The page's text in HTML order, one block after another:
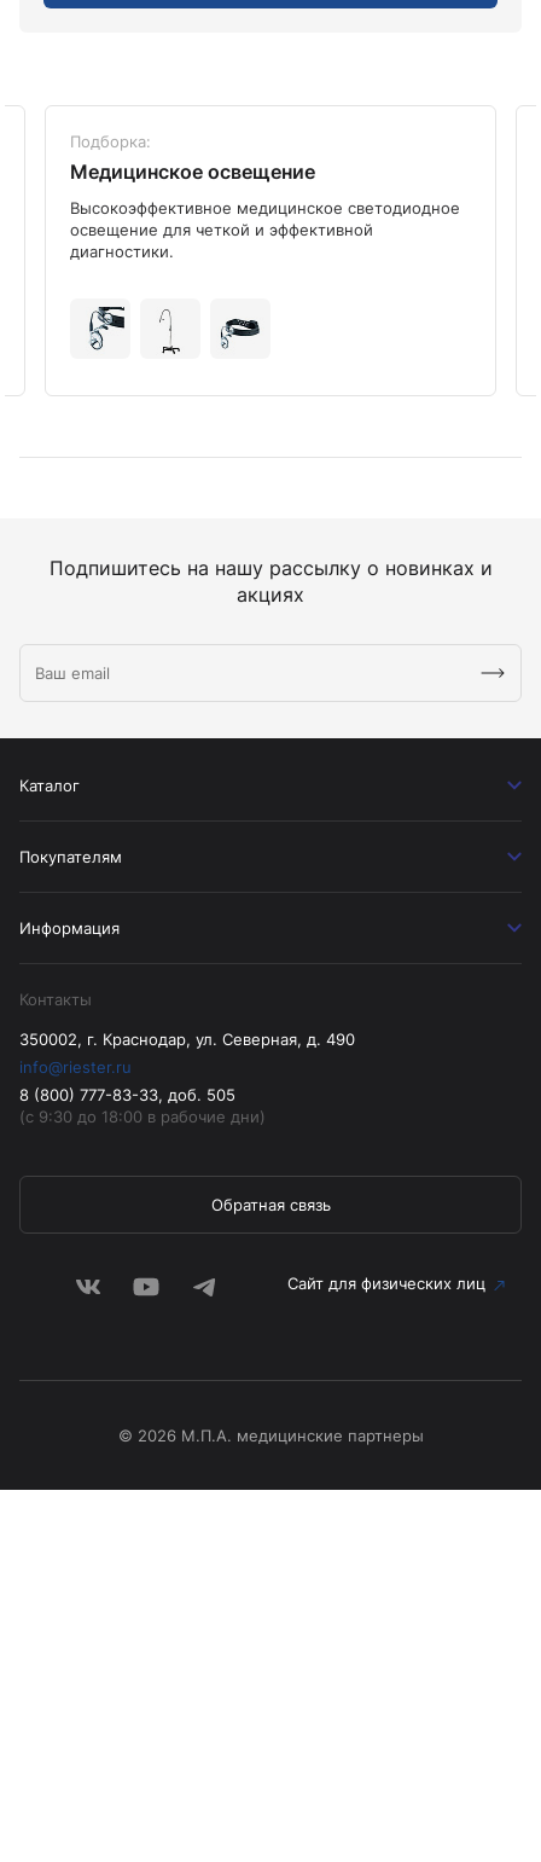
Подборка:
Медицинское освещение
Высокоэффективное медицинское светодиодное
освещение для четкой и эффективной
диагностики.
Подпишитесь на нашу рассылку о новинках и
акциях
Каталог
Покупателям
Информация
Контакты
350002, г. Краснодар, ул. Северная, д. 490
info@riester.ru
8 (800) 777-83-33, доб. 505
(с 9:30 до 18:00 в рабочие дни)
Обратная связь
Сайт для физических лиц
© 2026 М.П.А. медицинские партнеры